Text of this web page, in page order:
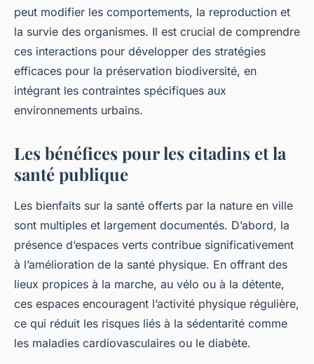
peut modifier les comportements, la reproduction et
la survie des organismes. Il est crucial de comprendre
ces interactions pour développer des stratégies
efficaces pour la préservation biodiversité, en
intégrant les contraintes spécifiques aux
environnements urbains.
Les bénéfices pour les citadins et la
santé publique
Les bienfaits sur la santé offerts par la nature en ville
sont multiples et largement documentés. D’abord, la
présence d’espaces verts contribue significativement
à l’amélioration de la santé physique. En offrant des
lieux propices à la marche, au vélo ou à la détente,
ces espaces encouragent l’activité physique régulière,
ce qui réduit les risques liés à la sédentarité comme
les maladies cardiovasculaires ou le diabète.